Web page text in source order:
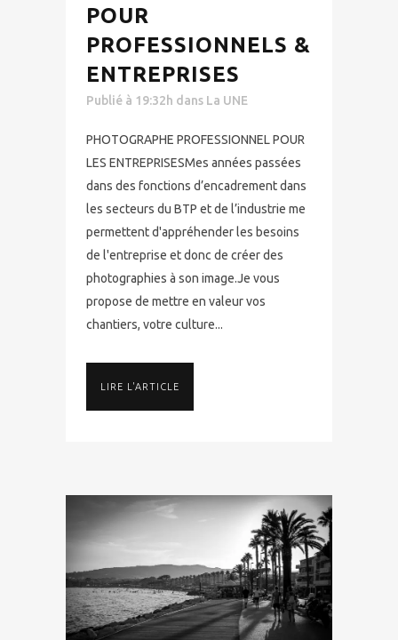
POUR
PROFESSIONNELS &
ENTREPRISES
Publié à 19:32h dans La UNE
PHOTOGRAPHE PROFESSIONNEL POUR
LES ENTREPRISESMes années passées
dans des fonctions d’encadrement dans
les secteurs du BTP et de l’industrie me
permettent d'appréhender les besoins
de l'entreprise et donc de créer des
photographies à son image.Je vous
propose de mettre en valeur vos
chantiers, votre culture...
LIRE L'ARTICLE